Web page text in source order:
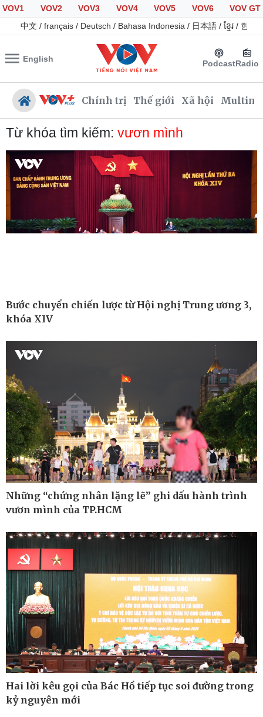
VOV1 VOV2 VOV3 VOV4 VOV5 VOV6
VOV GT
中文 / français / Deutsch / Bahasa Indonesia / 日本語 / ខ្មែរ / 한국
English PodcastRadio
Chính trị Thế giới Xã hội
Chính trị
Đảng
Nhận diện sự thật
Xã hội
Giáo dục
Dấu ấn VOV
Việc làm
Thế giới
Quan sát
Cuộc sống đó đây
Multimedia
Ảnh
Infographic
Từ khóa tìm kiếm: vươn mình
Bước chuyển chiến lược từ Hội nghị Trung ương 3,
khóa XIV
Những “chứng nhân lặng lẽ” ghi dấu hành trình
vươn mình của TP.HCM
Hai lời kêu gọi của Bác Hồ tiếp tục soi đường trong
kỷ nguyên mới